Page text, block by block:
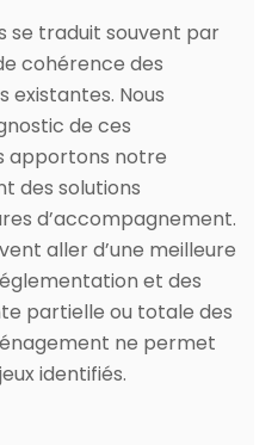
se traduit souvent par
cohérence des
Nous
de ces
apportons notre
des solutions
d’accompagnement.
aller d’une meilleure
et des
partielle ou totale des
ne permet
identifiés.